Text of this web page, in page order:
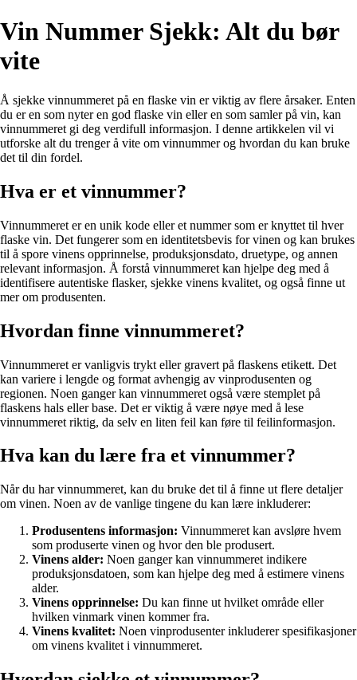
Vin Nummer Sjekk: Alt du bør
vite
Å sjekke vinnummeret på en flaske vin er viktig av flere årsaker. Enten
du er en som nyter en god flaske vin eller en som samler på vin, kan
vinnummeret gi deg verdifull informasjon. I denne artikkelen vil vi
utforske alt du trenger å vite om vinnummer og hvordan du kan bruke
det til din fordel.
Hva er et vinnummer?
Vinnummeret er en unik kode eller et nummer som er knyttet til hver
flaske vin. Det fungerer som en identitetsbevis for vinen og kan brukes
til å spore vinens opprinnelse, produksjonsdato, druetype, og annen
relevant informasjon. Å forstå vinnummeret kan hjelpe deg med å
identifisere autentiske flasker, sjekke vinens kvalitet, og også finne ut
mer om produsenten.
Hvordan finne vinnummeret?
Vinnummeret er vanligvis trykt eller gravert på flaskens etikett. Det
kan variere i lengde og format avhengig av vinprodusenten og
regionen. Noen ganger kan vinnummeret også være stemplet på
flaskens hals eller base. Det er viktig å være nøye med å lese
vinnummeret riktig, da selv en liten feil kan føre til feilinformasjon.
Hva kan du lære fra et vinnummer?
Når du har vinnummeret, kan du bruke det til å finne ut flere detaljer
om vinen. Noen av de vanlige tingene du kan lære inkluderer:
Produsentens informasjon: Vinnummeret kan avsløre hvem
som produserte vinen og hvor den ble produsert.
Vinens alder: Noen ganger kan vinnummeret indikere
produksjonsdatoen, som kan hjelpe deg med å estimere vinens
alder.
Vinens opprinnelse: Du kan finne ut hvilket område eller
hvilken vinmark vinen kommer fra.
Vinens kvalitet: Noen vinprodusenter inkluderer spesifikasjoner
om vinens kvalitet i vinnummeret.